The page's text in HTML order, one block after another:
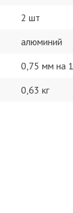
2 шт
алюминий
0,75 мм на
0,63 кг